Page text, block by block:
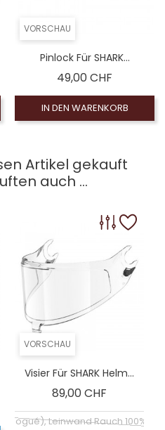
VORSCHAU
Pinlock Für SHARK...
49,00 CHF
IN DEN WARENKORB
Artikel gekauft
auch ...
VORSCHAU
Visier Für SHARK Helm...
89,00 CHF
Leinwand Rauch 100%